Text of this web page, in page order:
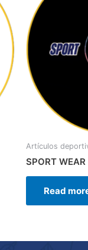
Artículos
SPORT WEAR
Read